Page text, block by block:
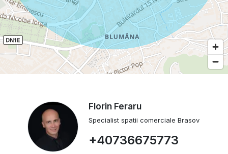
Florin Feraru
Specialist spatii comerciale Brasov
+40736675773